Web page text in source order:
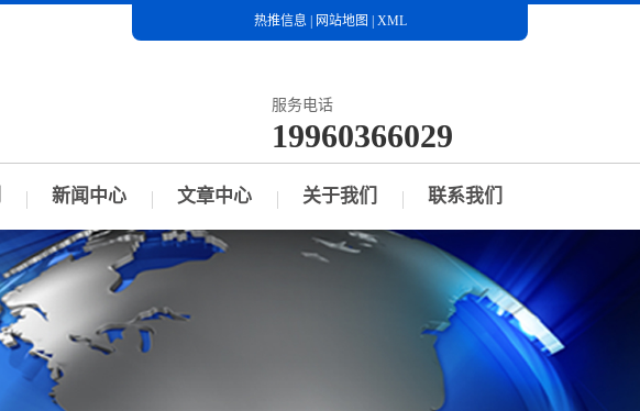
热推信息| 网站地图 XML
服务电话
19960366029
新闻中心 文章中心 关于我们 联系我们